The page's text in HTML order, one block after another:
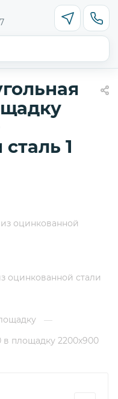
1
оцинкованной
оцинкованной стали
—
в площадку 2200х900